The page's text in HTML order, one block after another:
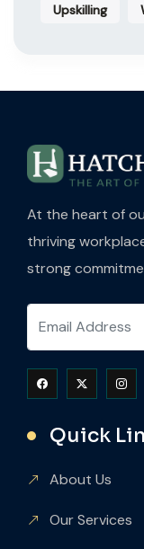
Upskilling
At the heart of
thriving
strong
Quick
About Us
Our Services